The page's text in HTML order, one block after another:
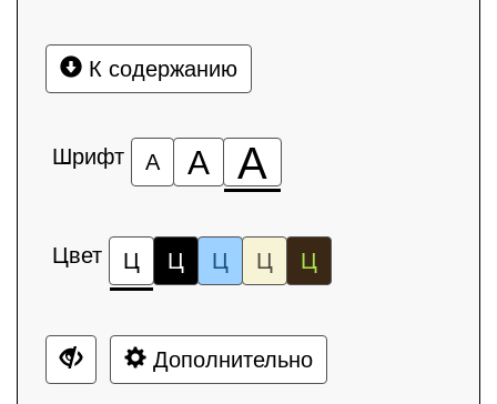
К содержанию
Шрифт А А А
Цвет Ц Ц Ц Ц Ц
Дополнительно